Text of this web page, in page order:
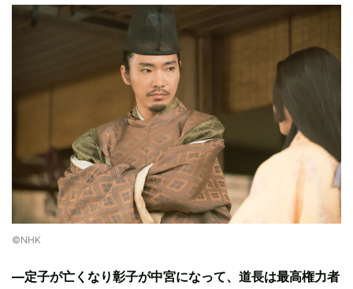
©︎NHK
―定子が亡くなり彰子が中宮になって、道長は最高権力者